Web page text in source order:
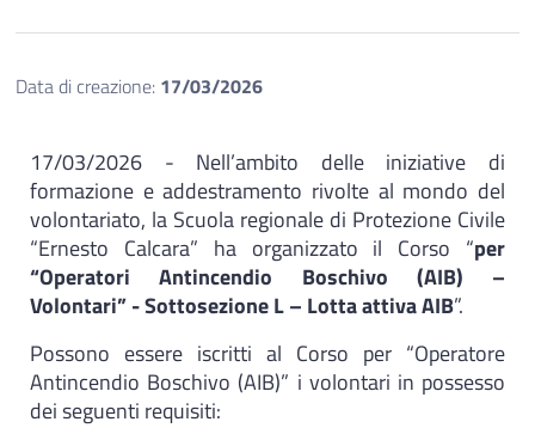
Data di creazione: 17/03/2026
17/03/2026 - Nell’ambito delle iniziative di
formazione e addestramento rivolte al mondo del
volontariato, la Scuola regionale di Protezione Civile
“Ernesto Calcara” ha organizzato il Corso “per
“Operatori Antincendio Boschivo (AIB) –
Volontari” - Sottosezione L – Lotta attiva AIB”.
Possono essere iscritti al Corso per “Operatore
Antincendio Boschivo (AIB)” i volontari in possesso
dei seguenti requisiti: